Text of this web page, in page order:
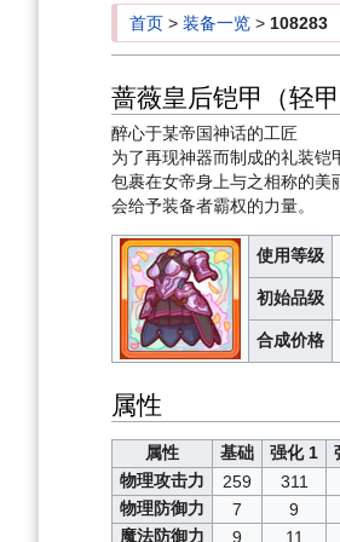
首页 > 装备一览 > 108283
蔷薇皇后铠甲（轻甲
醉心于某帝国神话的工匠
为了再现神器而制成的礼装铠
包裹在女帝身上与之相称的美
会给予装备者霸权的力量。
使用等级
初始品级
合成价格
属性
属性 基础 强化 1
物理攻击力
259 311
物理防御力
7 9
魔法防御力
9 11